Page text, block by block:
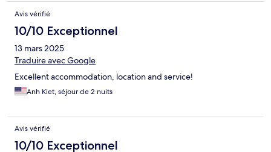
Avis vérifié
10/10 Exceptionnel
13 mars 2025
Traduire avec Google
Excellent accommodation, location and service!
Anh Kiet, séjour de 2 nuits
Avis vérifié
10/10 Exceptionnel